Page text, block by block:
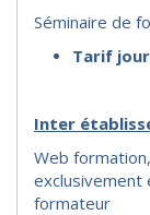
Séminaire de
Tarif
Inter
Web
exclusivement
formateur